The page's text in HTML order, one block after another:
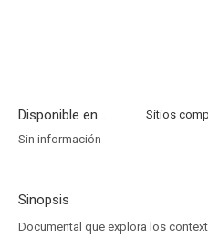
Disponible en...
Sin información
Sinopsis
Documental que explora los